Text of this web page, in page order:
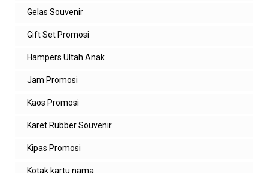
Gelas Souvenir
Gift Set Promosi
Hampers Ultah Anak
Jam Promosi
Kaos Promosi
Karet Rubber Souvenir
Kipas Promosi
Kotak kartu nama